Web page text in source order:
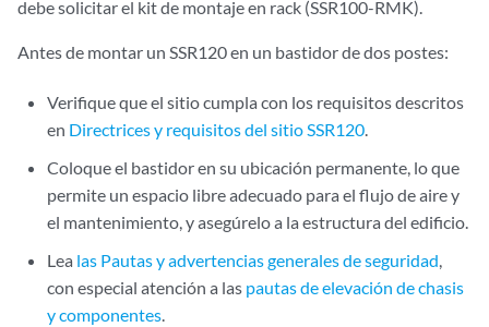
debe solicitar el kit de montaje en rack (SSR100-RMK).
Antes de montar un SSR120 en un bastidor de dos postes:
Verifique que el sitio cumpla con los requisitos descritos
en Directrices y requisitos del sitio SSR120.
Coloque el bastidor en su ubicación permanente, lo que
permite un espacio libre adecuado para el flujo de aire y
el mantenimiento, y asegúrelo a la estructura del edificio.
Lea las Pautas y advertencias generales de seguridad,
con especial atención a las pautas de elevación de chasis
y componentes.